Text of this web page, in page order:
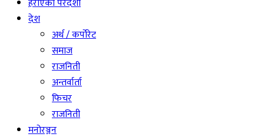
हराएका परदेशी
देश
अर्थ / कर्पोरेट
समाज
राजनिती
अन्तर्वार्ता
फिचर
राजनिती
मनोरञ्जन